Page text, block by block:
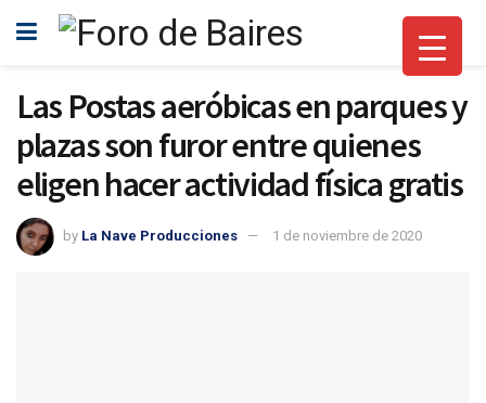
Las Postas aeróbicas en parques y
plazas son furor entre quienes
eligen hacer actividad física gratis
by La Nave Producciones 1 de noviembre de 2020